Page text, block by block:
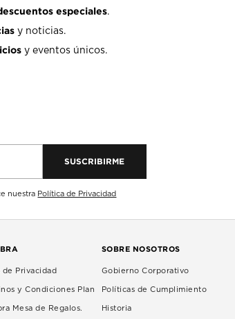
especiales.
y noticias.
y eventos únicos.
SUSCRIBIRME
nuestra Política de Privacidad
de Privacidad
y Condiciones Plan
Mesa de Regalos.
SOBRE NOSOTROS
Gobierno Corporativo
Políticas de Cumplimiento
Historia